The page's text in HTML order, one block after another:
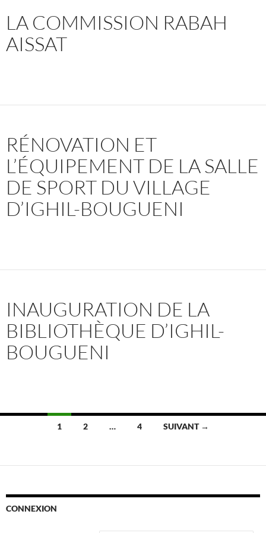
LA COMMISSION RABAH
AISSAT
RÉNOVATION ET
L’ÉQUIPEMENT DE LA SALLE
DE SPORT DU VILLAGE
D’IGHIL-BOUGUENI
INAUGURATION DE LA
BIBLIOTHÈQUE D’IGHIL-
BOUGUENI
Navigation
articles
1 2 … 4 SUIVANT →
CONNEXION